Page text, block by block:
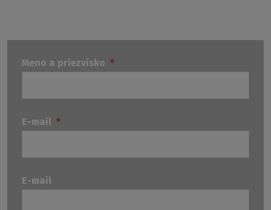
Meno a priezvisko *
E-mail *
E-mail